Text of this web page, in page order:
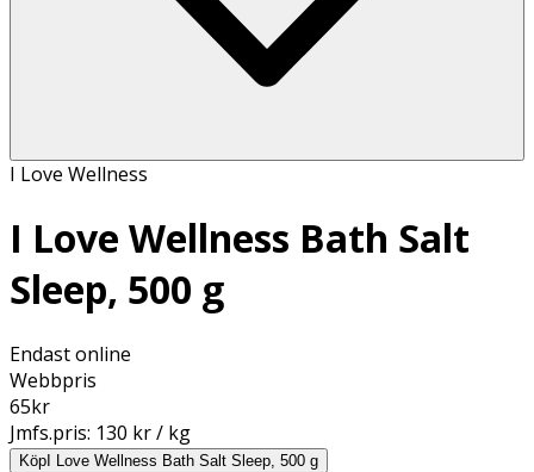
I Love Wellness
I Love Wellness Bath Salt
Sleep, 500 g
Endast online
Webbpris
65kr
Jmfs.pris: 130 kr / kg
KöpI Love Wellness Bath Salt Sleep, 500 g